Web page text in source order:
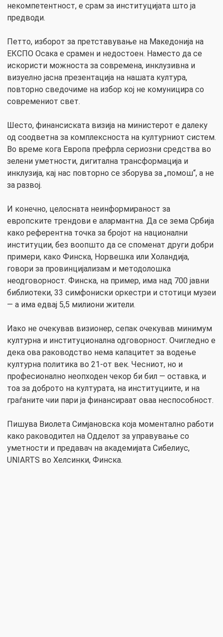
некомпетентност, е срам за институцијата што ја
предводи.
Петто, изборот за претставување на Македонија на
ЕКСПО Осака е срамен и недостоен. Наместо да се
искористи можноста за современа, инклузивна и
визуелно јасна презентација на нашата култура,
повторно сведочиме на избор коj не комуницира со
современиот свет.
Шесто, финансиската визија на министерот е далеку
од соодветна за комплексноста на културниот систем.
Во време кога Европа префрла сериозни средства во
зелени уметности, дигитална трансформација и
инклузија, кај нас повторно се зборува за „помош“, а не
за развој.
И конечно, целосната неинформираност за
европските трендови е алармантна. Да се зема Србија
како референтна точка за бројот на национални
институции, без воопшто да се споменат други добри
примери, како Финска, Норвешка или Холандија,
говори за провинцијализам и методолошка
неодговорност. Финска, на пример, има над 700 јавни
библиотеки, 33 симфониски оркестри и стотици музеи
— а има едвај 5,5 милиони жители.
Иако не очекував визионер, сепак очекував минимум
културна и институционална одговорност. Очигледно е
дека ова раководство нема капацитет за водење
културна политика во 21-от век. Чесниот, но и
професионално неопходен чекор би бил — оставка, и
тоа за доброто на културата, на институциите, и на
граѓаните чии пари ја финансираат оваа неспособност.
Пишува Виолета Симјановска која моментално работи
како раководител на Одделот за управување со
уметности и предавач на академијата Сибелиус,
UNIARTS во Хелсинки, Финска.